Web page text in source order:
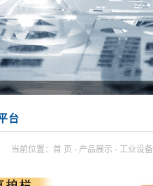
台
当前位置： 首 页 - 产品展示 - 工业设